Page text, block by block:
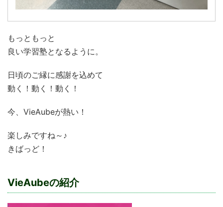
もっともっと
良い学習塾となるように。
日頃のご縁に感謝を込めて
動く！動く！動く！
今、VieAubeが熱い！
楽しみですね～♪
きばっど！
VieAubeの紹介